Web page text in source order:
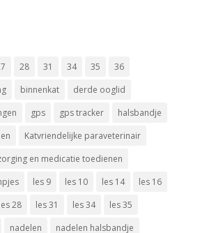
28 31 34 35
36
binnenkat
derde ooglid
gps gps tracker
halsbandje
Katvriendelijke paraveterinair
en medicatie toedienen
les 9 les 10 les 14
les 16
les 28 les 31 les 34
les 35
nadelen
nadelen halsbandje